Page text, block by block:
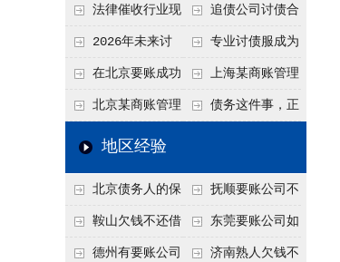
债新趋势 业发展现状、竞争格
局及未来趋势分析
法律催收行业现
状、合规痛点与未来
发展趋势深度解析
追债公司讨债合
法方法总结
2026年未来讨
债要账公司发展趋势
专业讨债服成为
2026年的发展趋势
在北京要账成功
率高吗？未来追账公
司发展趋势引发行业
上海某商账管理
机构聚焦合规服务
北京某商账管理
服务机构持续提升合
力企业化解应收账款
难题
债务这件事，正
地区经验
北京债务人的保
证人能不能找？担保
人的连带责任怎么追
抚顺要账公司不
敢透漏的追回方法是
什么？
鞍山欠钱不还借
口太多？2026年这3
东莞要账公司如
何有效要账讨债？20
德州有要账公司 济南熟人欠钱不